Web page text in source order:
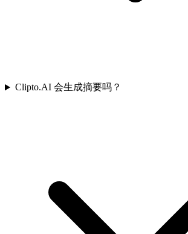
Clipto.AI 会生成摘要吗？